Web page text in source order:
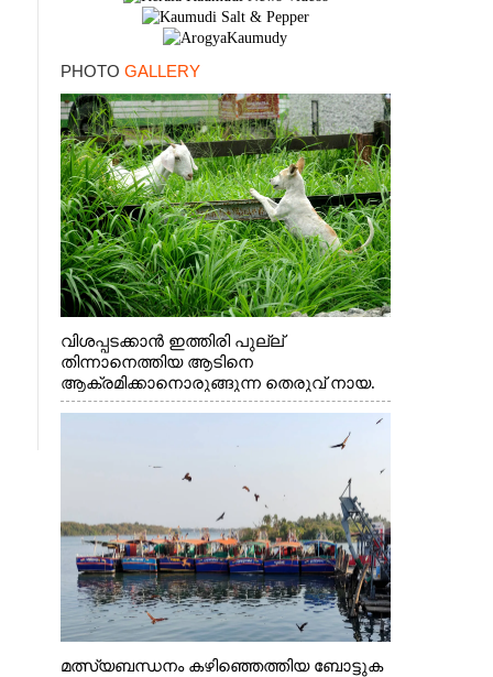
PHOTO GALLERY
വിശപ്പടക്കാൻ ഇത്തിരി പുല്ല്
തിന്നാനെത്തിയ ആടിനെ
ആക്രമിക്കാനൊരുങ്ങുന്ന തെരുവ് നായ.
എറണാകുളം വാത്തുരുത്തിയിൽ നിന്നുള്ള
മത്സ്യബന്ധനം കഴിഞ്ഞെത്തിയ ബോട്ടുക